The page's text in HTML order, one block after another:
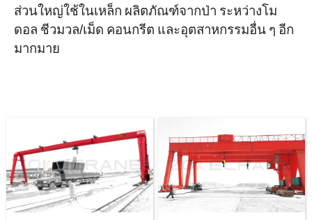
ส่วนใหญ่ใช้ในเหล็ก ผลิตภัณฑ์จากป่า ระหว่างโม
ดอล ชีวมวล/เม็ด คอนกรีต และอุตสาหกรรมอื่น ๆ อีก
มากมาย